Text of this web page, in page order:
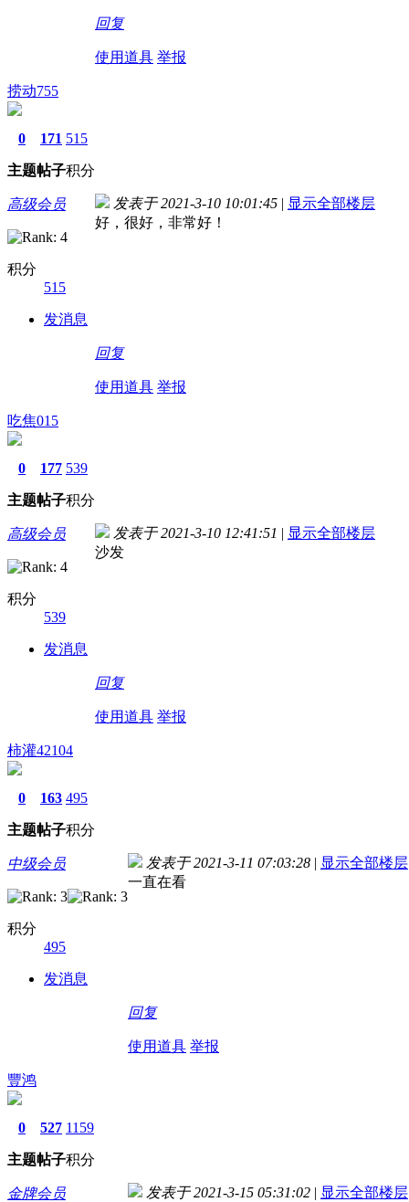
回复
使用道具 举报
捞动755
0
主题
171
帖子
515
积分
高级会员
积分
515
发消息
发表于 2021-3-10 10:01:45 | 显示全部楼层
好，很好，非常好！
回复
使用道具 举报
吃焦015
0
主题
177
帖子
539
积分
高级会员
积分
539
发消息
发表于 2021-3-10 12:41:51 | 显示全部楼层
沙发
回复
使用道具 举报
柿灌42104
0
主题
163
帖子
495
积分
中级会员
积分
495
发消息
发表于 2021-3-11 07:03:28 | 显示全部楼层
一直在看
回复
使用道具 举报
豐鸿
0
主题
527
帖子
1159
积分
金牌会员 发表于 2021-3-15 05:31:02 | 显示全部楼层